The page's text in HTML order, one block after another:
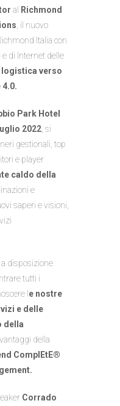
al
Richmond
, il nuovo
Italia con
di Internet delle
logistica verso
Park Hotel
2022 , si
gestionali, top
e player
caldo della
e
saperi e visioni,
disposizione
tutti i
l e nostre
e delle
della
della
ComplEtE®
Corrado